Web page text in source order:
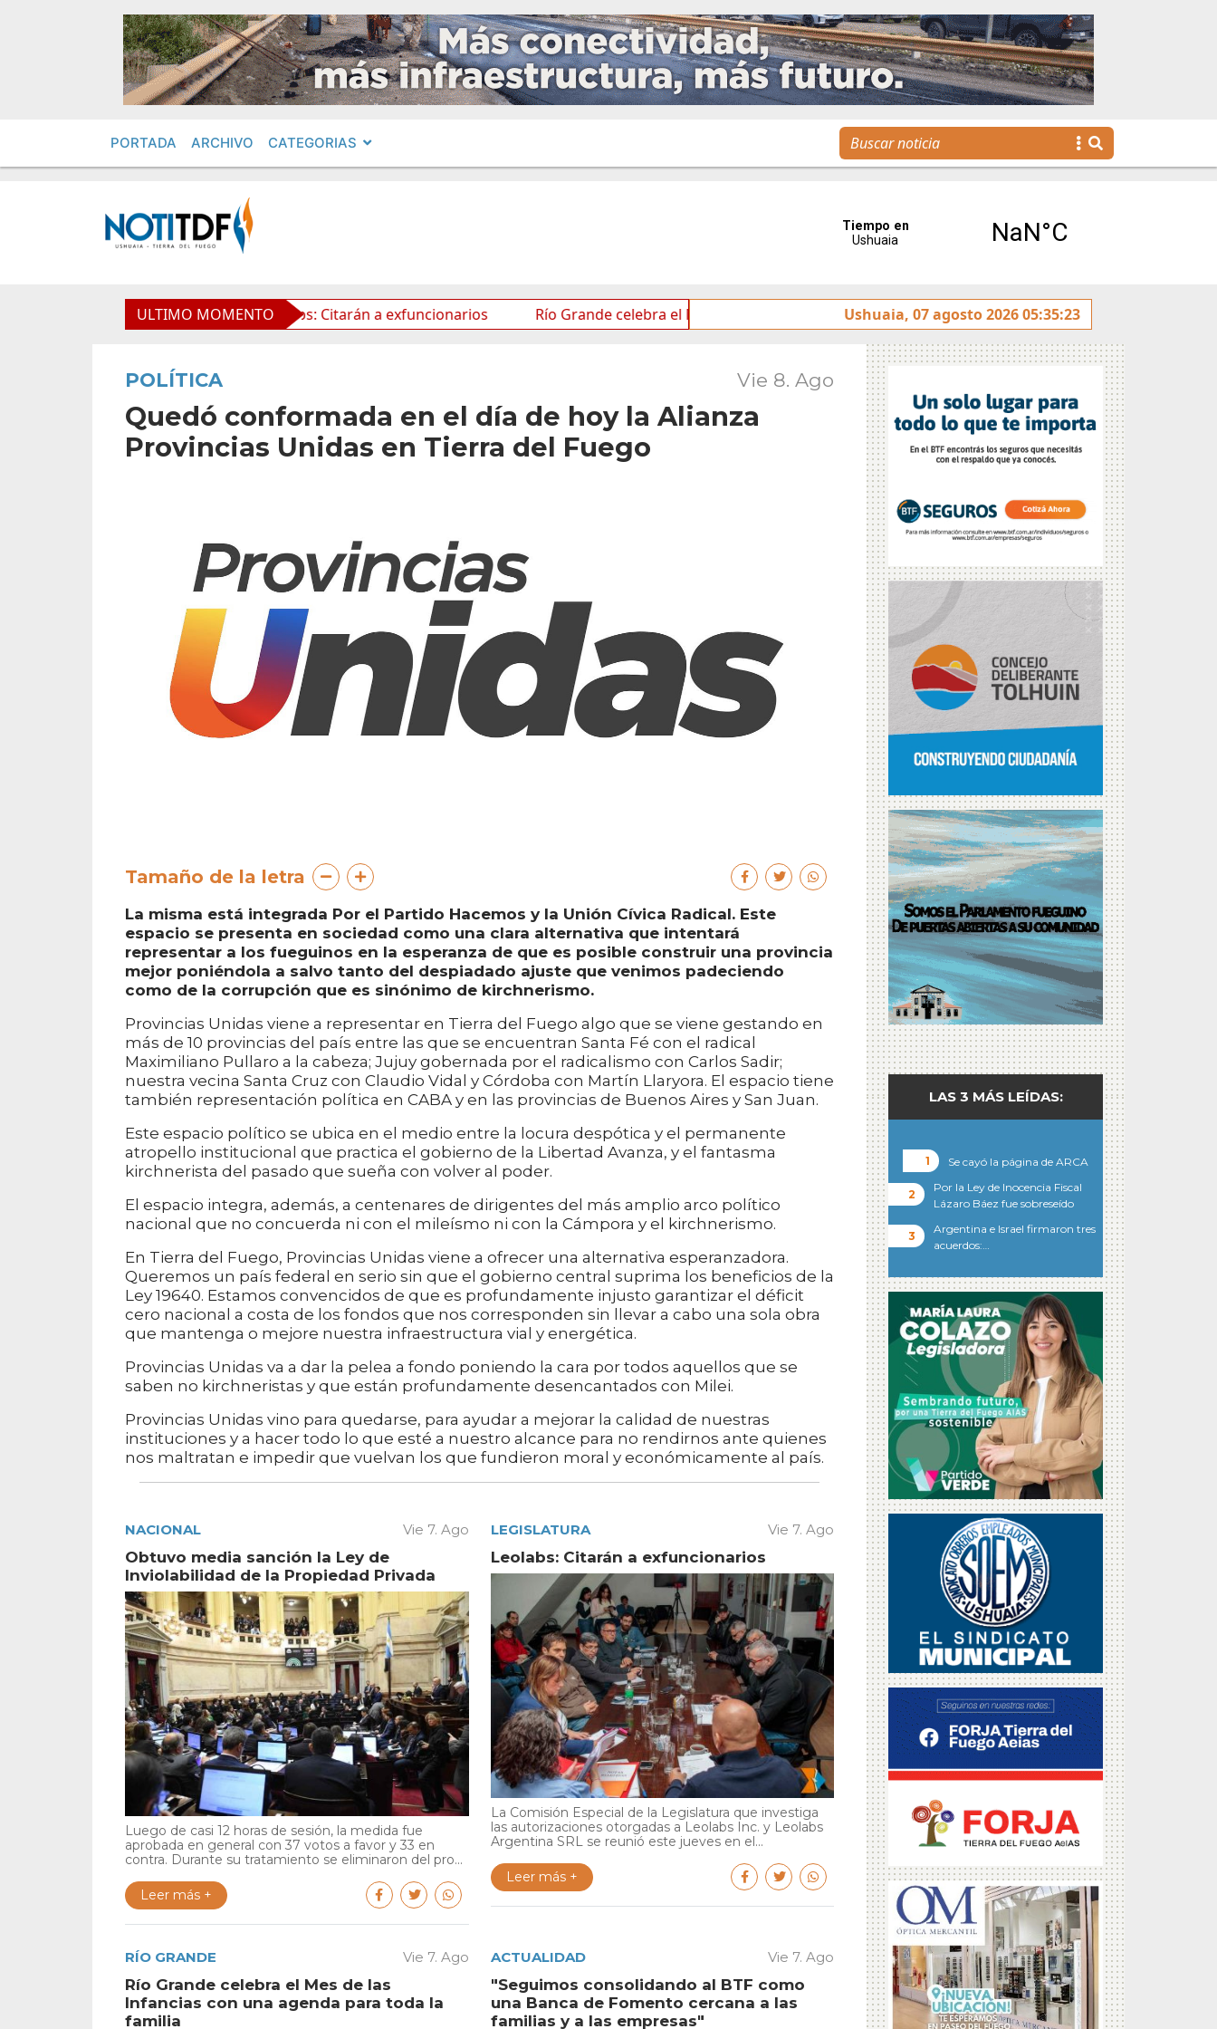
PORTADA ARCHIVO CATEGORIAS
ULTIMO MOMENTO
la Propiedad Privada Leolabs: Citarán a exfuncionarios Río Grande celebra el Mes de las Infancias con una agenda para toda la familia
Ushuaia, 07 agosto 2026 05:35:23
POLÍTICA Vie 8. Ago
Quedó conformada en el día de hoy la Alianza
Provincias Unidas en Tierra del Fuego
Tamaño de la letra
La misma está integrada Por el Partido Hacemos y la Unión Cívica Radical. Este
espacio se presenta en sociedad como una clara alternativa que intentará
representar a los fueguinos en la esperanza de que es posible construir una provincia
mejor poniéndola a salvo tanto del despiadado ajuste que venimos padeciendo
como de la corrupción que es sinónimo de kirchnerismo.
Provincias Unidas viene a representar en Tierra del Fuego algo que se viene gestando en
más de 10 provincias del país entre las que se encuentran Santa Fé con el radical
Maximiliano Pullaro a la cabeza; Jujuy gobernada por el radicalismo con Carlos Sadir;
nuestra vecina Santa Cruz con Claudio Vidal y Córdoba con Martín Llaryora. El espacio tiene
también representación política en CABA y en las provincias de Buenos Aires y San Juan.
Este espacio político se ubica en el medio entre la locura despótica y el permanente
atropello institucional que practica el gobierno de la Libertad Avanza, y el fantasma
kirchnerista del pasado que sueña con volver al poder.
El espacio integra, además, a centenares de dirigentes del más amplio arco político
nacional que no concuerda ni con el mileísmo ni con la Cámpora y el kirchnerismo.
En Tierra del Fuego, Provincias Unidas viene a ofrecer una alternativa esperanzadora.
Queremos un país federal en serio sin que el gobierno central suprima los beneficios de la
Ley 19640. Estamos convencidos de que es profundamente injusto garantizar el déficit
cero nacional a costa de los fondos que nos corresponden sin llevar a cabo una sola obra
que mantenga o mejore nuestra infraestructura vial y energética.
Provincias Unidas va a dar la pelea a fondo poniendo la cara por todos aquellos que se
saben no kirchneristas y que están profundamente desencantados con Milei.
Provincias Unidas vino para quedarse, para ayudar a mejorar la calidad de nuestras
instituciones y a hacer todo lo que esté a nuestro alcance para no rendirnos ante quienes
nos maltratan e impedir que vuelvan los que fundieron moral y económicamente al país.
NACIONAL Vie 7. Ago
Obtuvo media sanción la Ley de
Inviolabilidad de la Propiedad Privada
Luego de casi 12 horas de sesión, la medida fue
aprobada en general con 37 votos a favor y 33 en
contra. Durante su tratamiento se eliminaron del pro...
Leer más +
LEGISLATURA Vie 7. Ago
Leolabs: Citarán a exfuncionarios
La Comisión Especial de la Legislatura que investiga
las autorizaciones otorgadas a Leolabs Inc. y Leolabs
Argentina SRL se reunió este jueves en el...
Leer más +
RÍO GRANDE Vie 7. Ago
Río Grande celebra el Mes de las
Infancias con una agenda para toda la
familia
ACTUALIDAD Vie 7. Ago
"Seguimos consolidando al BTF como
una Banca de Fomento cercana a las
familias y a las empresas"
LAS 3 MÁS LEÍDAS:
Se cayó la página de ARCA
Por la Ley de Inocencia Fiscal
Lázaro Báez fue sobreseído
Argentina e Israel firmaron tres
acuerdos:…